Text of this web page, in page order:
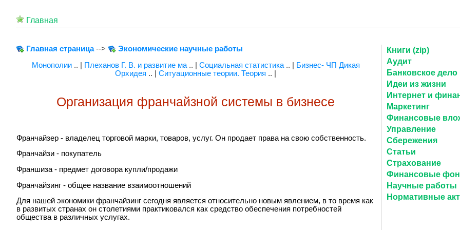
Главная
Главная страница-->
Экономические научные работы
Монополии.. | Плеханов Г. В. и развитие ма.. | Социальная статистика.. |
Бизнес- ЧП Дикая
Орхидея .. |Ситуационные теории. Теория .. |
Организация франчайзной системы в бизнесе
Франчайзер - владелец торговой марки, товаров, услуг. Он продает права на свою собственность.
Франчайзи - покупатель
Франшиза - предмет договора купли/продажи
Франчайзинг - общее название взаимоотношений
Для нашей экономики франчайзинг сегодня является относительно новым явлением, в то время как
в развитых странах он столетиями практиковался как средство обеспечения потребностей
общества в различных услугах.
Книги (zip)
Аудит
Банковское дело
Идеи из жизни
Интернет и
Маркетинг
Финансовые
Управление
Сбережения
Статьи
Страхование
Финансовые
Научные работы
Нормативные